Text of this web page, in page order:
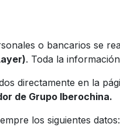
o bancarios se
. Toda la
directamente en la
de Grupo Iberochina.
los siguientes datos: